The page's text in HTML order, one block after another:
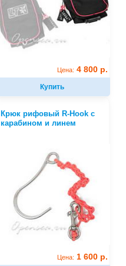
Цена: 4 800 р.
Купить
Крюк рифовый R-Hook с
карабином и линем
Цена: 1 600 р.